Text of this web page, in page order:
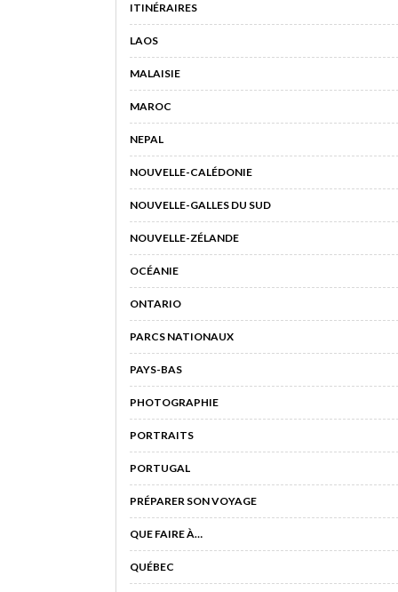
ITINÉRAIRES
LAOS
MALAISIE
MAROC
NEPAL
NOUVELLE-CALÉDONIE
NOUVELLE-GALLES DU SUD
NOUVELLE-ZÉLANDE
OCÉANIE
ONTARIO
PARCS NATIONAUX
PAYS-BAS
PHOTOGRAPHIE
PORTRAITS
PORTUGAL
PRÉPARER SON VOYAGE
QUE FAIRE À…
QUÉBEC